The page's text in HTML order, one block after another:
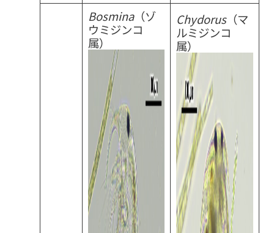
Bosmina（ゾ
ウミジンコ
属）
Chydorus（マ
ルミジンコ
属）